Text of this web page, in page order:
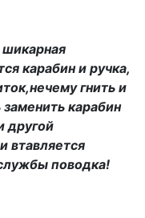
шикарная
карабин и ручка,
гнить и
карабин
другой
втавляется
поводка!